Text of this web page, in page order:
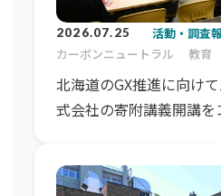
2026.07.25
活動・調査
カーボンニュートラル
教育
北海道のGX推進に向け
式会社の寄附講義開講を